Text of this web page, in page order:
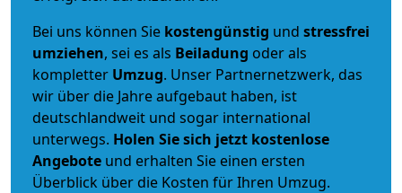
Bei uns können Sie kostengünstig und stressfrei
umziehen, sei es als Beiladung oder als
kompletter Umzug. Unser Partnernetzwerk, das
wir über die Jahre aufgebaut haben, ist
deutschlandweit und sogar international
unterwegs. Holen Sie sich jetzt kostenlose
Angebote und erhalten Sie einen ersten
Überblick über die Kosten für Ihren Umzug.